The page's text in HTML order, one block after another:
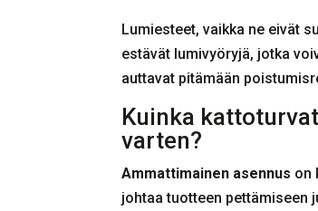
Lumiesteet, vaikka ne eivät
estävät lumivyöryjä, jotka
auttavat pitämään
Kuinka
varten?
Ammattimainen asennus on
johtaa tuotteen pettämiseen